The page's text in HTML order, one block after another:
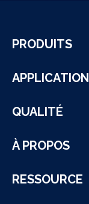
PRODUITS
APPLICATION
QUALITÉ
À PROPOS
RESSOURCE